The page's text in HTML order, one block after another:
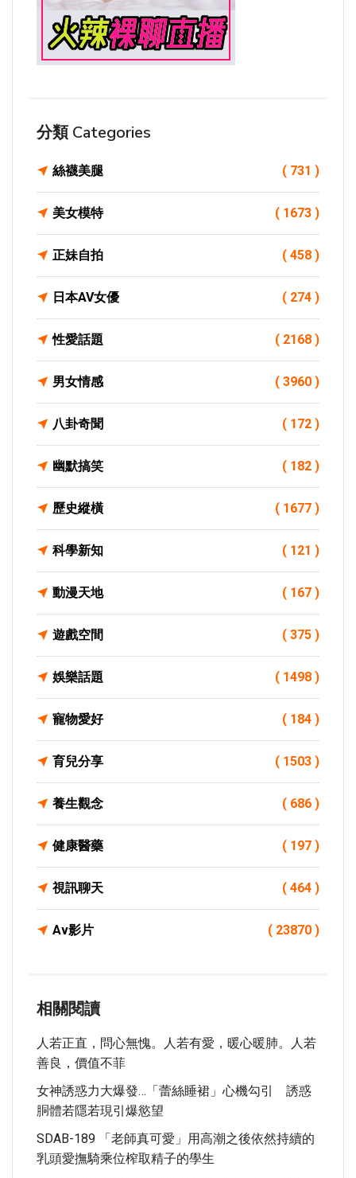
分類 Categories
絲襪美腿 ( 731 )
美女模特 ( 1673 )
正妹自拍 ( 458 )
日本AV女優 ( 274 )
性愛話題 ( 2168 )
男女情感 ( 3960 )
八卦奇聞 ( 172 )
幽默搞笑 ( 182 )
歷史縱橫 ( 1677 )
科學新知 ( 121 )
動漫天地 ( 167 )
遊戲空間 ( 375 )
娛樂話題 ( 1498 )
寵物愛好 ( 184 )
育兒分享 ( 1503 )
養生觀念 ( 686 )
健康醫藥 ( 197 )
視訊聊天 ( 464 )
Av影片 ( 23870 )
相關閱讀
人若正直，問心無愧。人若有愛，暖心暖肺。人若
善良，價值不菲
女神誘惑力大爆發…「蕾絲睡裙」心機勾引 誘惑
胴體若隱若現引爆慾望
SDAB-189 「老師真可愛」用高潮之後依然持續的
乳頭愛撫騎乘位榨取精子的學生